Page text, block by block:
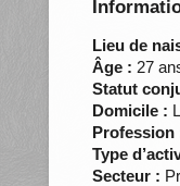
Lieu de
Âge : 27
Statut
Domicile :
Profession
Type
Secteur :